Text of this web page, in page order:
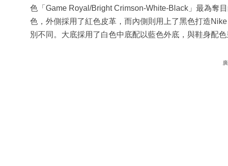
色「Game Royal/Bright Crimson-White-Black」最為奪
色，外側採用了紅色皮革，而內側則用上了黑色打造
別不同。大底採用了白色中底配以藍色外底，與鞋身配色